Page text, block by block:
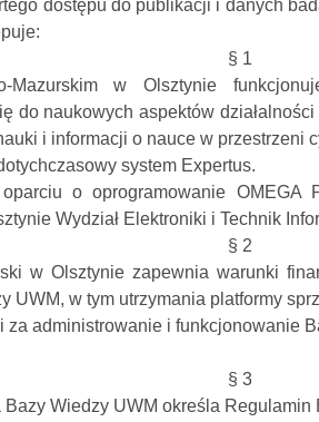
dostępu do publikacji i danych
§ 1
Mazurskim w Olsztynie
do naukowych aspektów
i informacji o nauce w przestrzeni
system Expertus.
o oprogramowanie OMEGA
Wydział Elektroniki i Technik
§ 2
w Olsztynie zapewnia warunki
UWM, w tym utrzymania platformy
administrowanie i funkcjonowanie
§ 3
Bazy Wiedzy UWM określa